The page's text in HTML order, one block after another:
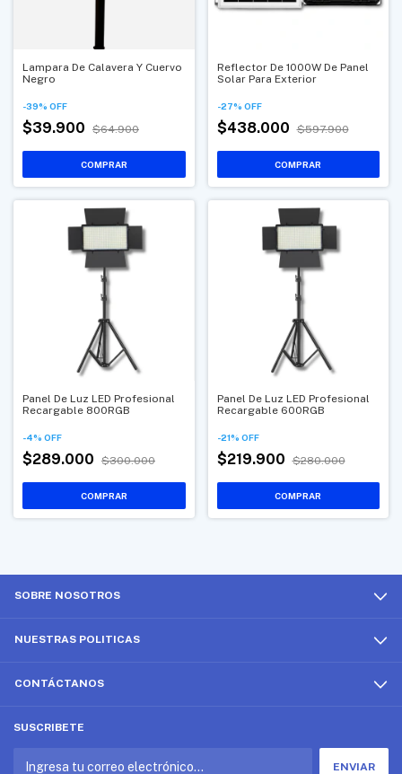
Lampara De Calavera Y Cuervo
Negro
-39% OFF
$39.900 $64.900
Reflector De 1000W De Panel
Solar Para Exterior
-27% OFF
$438.000 $597.900
Panel De Luz LED Profesional
Recargable 800RGB
-4% OFF
$289.000 $300.000
Panel De Luz LED Profesional
Recargable 600RGB
-21% OFF
$219.900 $280.000
SOBRE NOSOTROS
NUESTRAS POLITICAS
CONTÁCTANOS
SUSCRIBETE